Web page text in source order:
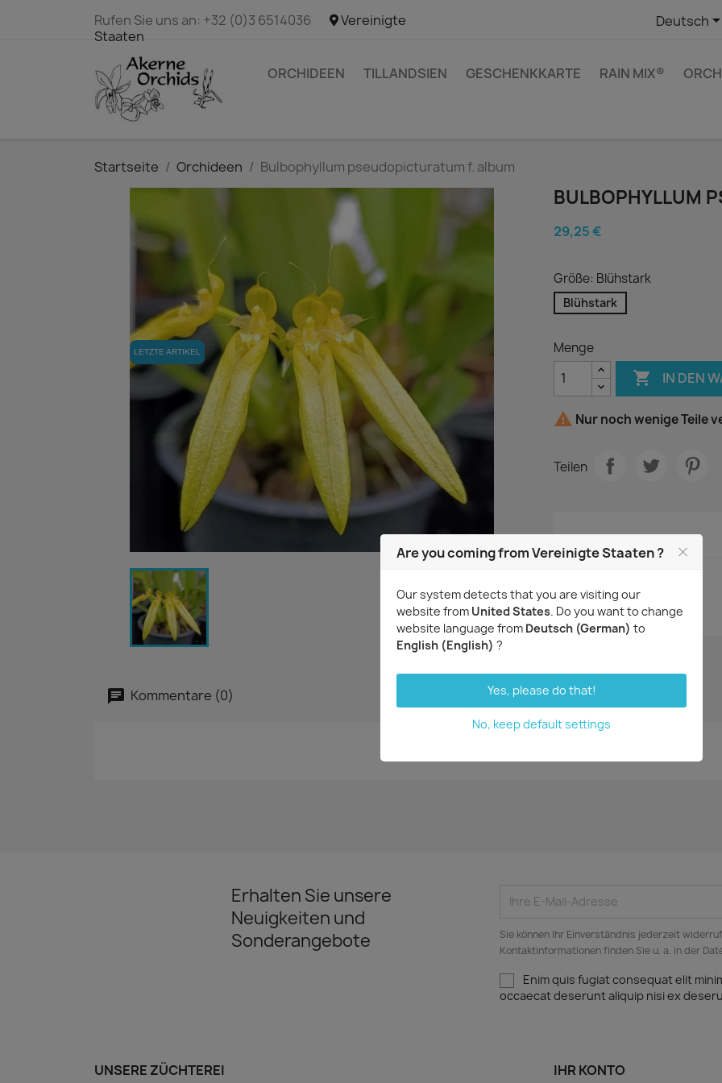
Rufen Sie uns an: +32 (0)3 6514036
Vereinigte
Staaten
Deutsch
ORCHIDEEN TILLANDSIEN GESCHENKKARTE RAIN MIX®
Startseite Orchideen Bulbophyllum pseudopicturatum f. album
LETZTE ARTIKEL
BULBOPHYLLUM
29,25 €
Größe: Blühstark
Blühstark
Menge
 IN DEN
 Nur noch wenige Teile
Teilen
ZustandNeu
Kommentare (0)
Erhalten Sie unsere
Neuigkeiten und
Sonderangebote
Sie können Ihr Einverständnis jederzeit
Kontaktinformationen finden Sie u. a. in der
Enim quis fugiat consequat elit
occaecat deserunt aliquip nisi ex
UNSERE ZÜCHTEREI IHR KONTO
Are you coming from Vereinigte Staaten ?
Our system detects that you are visiting our
website from United States. Do you want to change
website language from Deutsch (German) to
English (English) ?
Yes, please do that!
No, keep default settings